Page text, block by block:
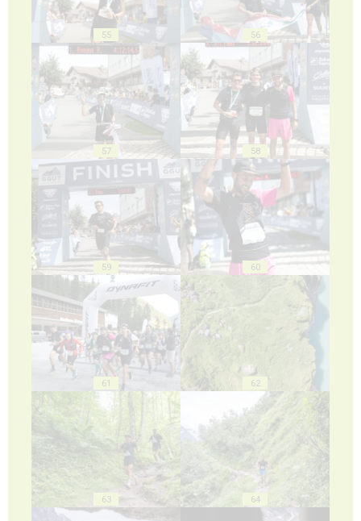
55 56
57 58
59 60
61 62
63 64